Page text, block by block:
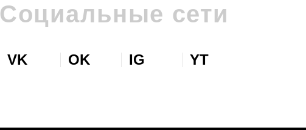
Социальные сети
VK OK IG YT